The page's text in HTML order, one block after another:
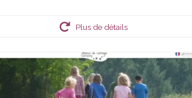
Plus de détails